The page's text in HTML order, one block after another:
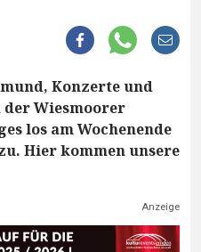
Konzerte und
der Wiesmoorer
los am Wochenende
Hier kommen unsere
Anzeige